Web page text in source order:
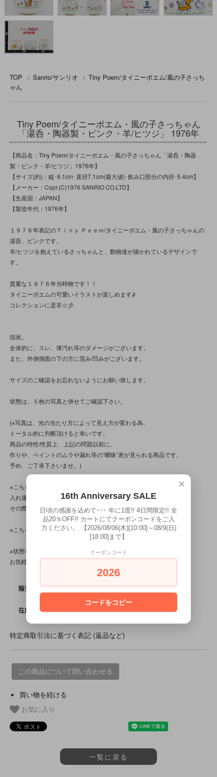
TOP > Sanrio/サンリオ > Tiny Poem/タイニーポエム/風の子さっち
ゃん
Tiny Poem/タイニーポエム・風の子さっちゃん
「湯呑・陶器製・ピンク・羊/ヒツジ」 1976年
【商品名：Tiny Poem/タイニーポエム・風の子さっちゃん「湯呑・陶器
製・ピンク・羊/ヒツジ」1976年】
【サイズ(約)：縦･6.1cm･直径7.1cm(最大値)･飲み口部分の内径･5.4cm】
【メーカー：Copr.(C)1976 SANRIO CO.LTD】
【生産国：JAPAN】
【製造年代：1976年】
１９７６年表記のＴｉｎｙ Ｐｏｅｍ/タイニーポエム・風の子さっちゃんの
湯呑、ピンクです。
羊/ヒツジを抱えているさっちゃんと、動物達が描かれているデザインで
す。
貴重な１９７６年当時物です！！
タイニーポエムの可愛いイラストが楽しめます♪
コレクションに是非☆彡
現状。
全体的に、スレ、薄汚れ等のダメージがございます。
また、外側側面の下の方に窪み/凹みがございます。
サイズのご確認をお忘れないようにお願い致します。
状態は、５枚の写真と併せてご確認下さい。
(※写真は、光の当たり方によって見え方が変わる為、
トータル的に判断頂けると幸いです。
商品の特性/性質上、上記の問題以前に、
作りや、ペイントのムラや漏れ等の“曖昧”差が見られる商品です。
予め、ご了承下さいませ。)
※こちらの商品は店頭でも販売しています。
入れ違いで完売してしまう場合がございます。
その際はご容赦下さいませ。
※こちらの商品は、中古・ヴィンテージ品です。
※状態など分かり辛い点、気になる点、不明点がございましたら、
お気軽にお問い合わせ下さい。
販売価格 SOLD OUT
在庫数 0
特定商取引法に基づく表記 (返品など)
この商品について問い合わせる
買い物を続ける
お気に入り
一覧に戻る
×
16th Anniversary SALE
日頃の感謝を込めて･･･ 年に1度!! 4日間限定!! 全
品20％OFF!! カートにてクーポンコードをご入
力ください。 【2026/08/06(木)[10:00]～08/9(日)
[18:00]まで】
クーポンコード
2026
コードをコピー